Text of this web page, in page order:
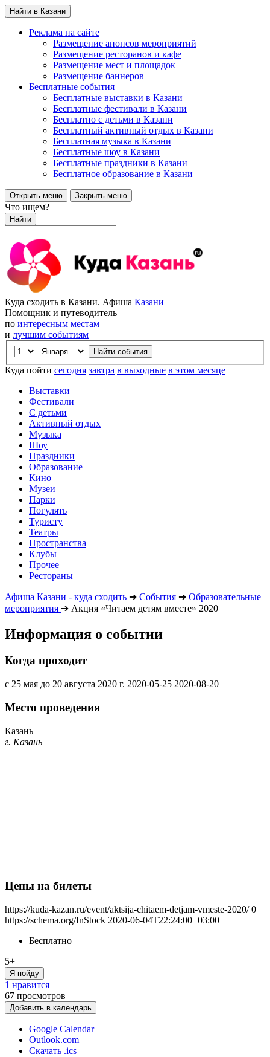
Найти в Казани
Реклама на сайте
Размещение анонсов мероприятий
Размещение ресторанов и кафе
Размещение мест и площадок
Размещение баннеров
Бесплатные события
Бесплатные выставки в Казани
Бесплатные фестивали в Казани
Бесплатно с детьми в Казани
Бесплатный активный отдых в Казани
Бесплатная музыка в Казани
Бесплатные шоу в Казани
Бесплатные праздники в Казани
Бесплатное образование в Казани
Открыть меню Закрыть меню
Что ищем?
Найти
Куда сходить в Казани. Афиша Казани
Помощник и путеводитель
по интересным местам
и лучшим событиям
Куда пойти сегодня завтра в выходные в этом месяце
Выставки
Фестивали
С детьми
Активный отдых
Музыка
Шоу
Праздники
Образование
Кино
Музеи
Парки
Погулять
Туристу
Театры
Пространства
Клубы
Прочее
Рестораны
Афиша Казани - куда сходить ➔ События ➔ Образовательные
мероприятия ➔ Акция «Читаем детям вместе» 2020
Информация о событии
Когда проходит
с 25 мая до 20 августа 2020 г. 2020-05-25 2020-08-20
Место проведения
Казань
г. Казань
Цены на билеты
https://kuda-kazan.ru/event/aktsija-chitaem-detjam-vmeste-2020/ 0
https://schema.org/InStock 2020-06-04T22:24:00+03:00
Бесплатно
5+
Я пойду
1 нравится
67 просмотров
Добавить в календарь
Google Calendar
Outlook.com
Скачать .ics